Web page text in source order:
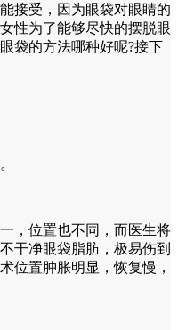
受，因为眼袋对眼睛的
性为了能够尽快的摆脱眼
袋的方法哪种好呢?接下
位置也不同，而医生将
干净眼袋脂肪，极易伤到
位置肿胀明显，恢复慢，